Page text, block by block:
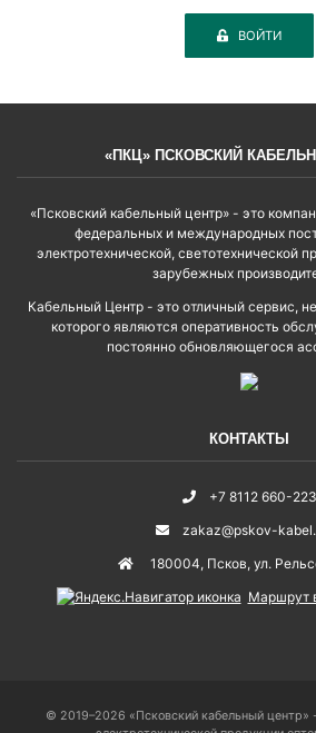
ВОЙТИ
«ПКЦ» ПСКОВСКИЙ
«Псковский кабельный центр» - это
федеральных и международных
электротехнической, светотехнической
зарубежных
Кабельный Центр - это отличный сервис,
которого являются оперативность
постоянно обновляющегося
КОНТАКТЫ
+7 8112 660-223
zakaz@pskov-
180004, Псков, ул.
Маршрут
© 2019–2026 «Псковский кабельный центр»